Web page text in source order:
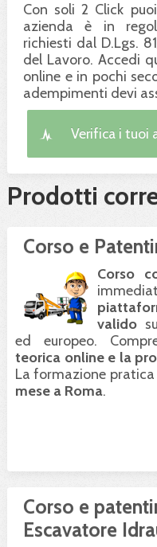
Con soli 2 Click
azienda è in
richiesti dal D.Lgs.
del Lavoro. Accedi
online e in pochi
adempimenti devi
Verifica i tuoi
Prodotti
Corso e
Corso
valido
ed europeo.
teorica online e la
La formazione pratica
mese a Roma.
Corso e
Escavatore